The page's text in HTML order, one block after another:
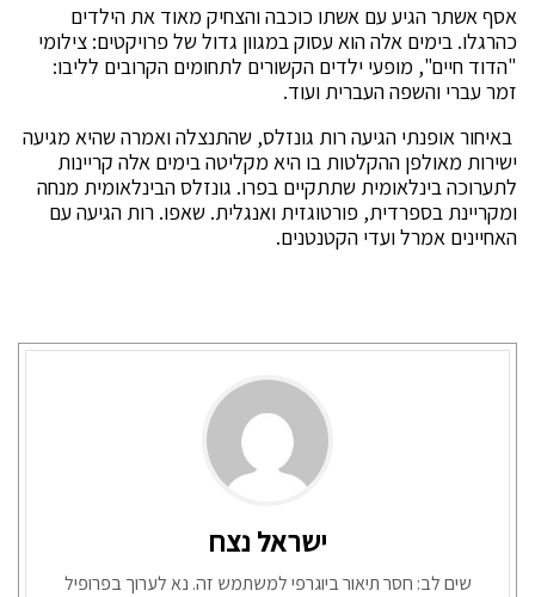
אסף אשתר הגיע עם אשתו כוכבה והצחיק מאוד את הילדים
כהרגלו. בימים אלה הוא עסוק במגוון גדול של פרויקטים: צילומי
"הדוד חיים", מופעי ילדים הקשורים לתחומים הקרובים לליבו:
זמר עברי והשפה העברית ועוד.
באיחור אופנתי הגיעה רות גונזלס, שהתנצלה ואמרה שהיא מגיעה
ישירות מאולפן ההקלטות בו היא מקליטה בימים אלה קריינות
לתערוכה בינלאומית שתתקיים בפרו. גונזלס הבינלאומית מנחה
ומקריינת בספרדית, פורטוגזית ואנגלית. שאפו. רות הגיעה עם
האחיינים אמרל ועדי הקטנטנים.
ישראל נצח
שים לב: חסר תיאור ביוגרפי למשתמש זה. נא לערוך בפרופיל